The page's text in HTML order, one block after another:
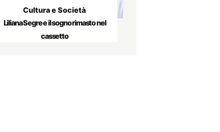
Cultura e Società
Liliana Segre e il sogno rimasto nel
cassetto